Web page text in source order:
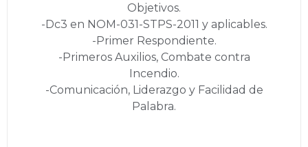
Objetivos.
-Dc3 en NOM-031-STPS-2011 y aplicables.
-Primer Respondiente.
-Primeros Auxilios, Combate contra
Incendio.
-Comunicación, Liderazgo y Facilidad de
Palabra.